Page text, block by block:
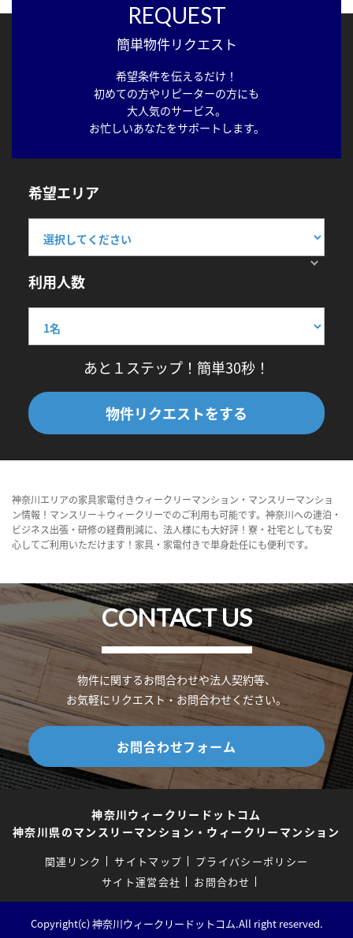
REQUEST
簡単物件リクエスト
希望条件を伝えるだけ！
初めての方やリピーターの方にも
大人気のサービス。
お忙しいあなたをサポートします。
希望エリア
利用人数
あと１ステップ！簡単30秒！
物件リクエストをする
神奈川エリアの家具家電付きウィークリーマンション・マンスリーマンショ
ン情報！マンスリー＋ウィークリーでのご利用も可能です。神奈川への連泊・
ビジネス出張・研修の経費削減に、法人様にも大好評！寮・社宅としても安
心してご利用いただけます！家具・家電付きで単身赴任にも便利です。
CONTACT US
物件に関するお問合わせや法人契約等、
お気軽にリクエスト・お問合わせください。
お問合わせフォーム
神奈川ウィークリードットコム
神奈川県のマンスリーマンション・ウィークリーマンション
関連リンク サイトマップ
プライバシーポリシー
サイト運営会社
お問合わせ
Copyright(c) 神奈川ウィークリードットコム.All right reserved.